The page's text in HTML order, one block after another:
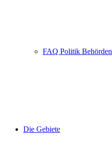
FAQ Politik Behörden
Die Gebiete